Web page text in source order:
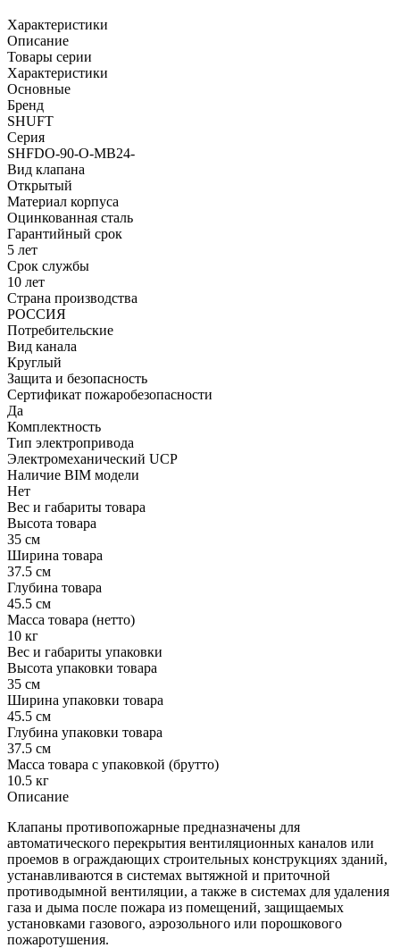
Характеристики
Описание
Товары серии
Характеристики
Основные
Бренд
SHUFT
Серия
SHFDO-90-O-MB24-
Вид клапана
Открытый
Материал корпуса
Оцинкованная сталь
Гарантийный срок
5 лет
Срок службы
10 лет
Страна производства
РОССИЯ
Потребительские
Вид канала
Круглый
Защита и безопасность
Сертификат пожаробезопасности
Да
Комплектность
Тип электропривода
Электромеханический UCP
Наличие BIM модели
Нет
Вес и габариты товара
Высота товара
35 см
Ширина товара
37.5 см
Глубина товара
45.5 см
Масса товара (нетто)
10 кг
Вес и габариты упаковки
Высота упаковки товара
35 см
Ширина упаковки товара
45.5 см
Глубина упаковки товара
37.5 см
Масса товара с упаковкой (брутто)
10.5 кг
Описание
Клапаны противопожарные предназначены для
автоматического перекрытия вентиляционных каналов или
проемов в ограждающих строительных конструкциях зданий,
устанавливаются в системах вытяжной и приточной
противодымной вентиляции, а также в системах для удаления
газа и дыма после пожара из помещений, защищаемых
установками газового, аэрозольного или порошкового
пожаротушения.